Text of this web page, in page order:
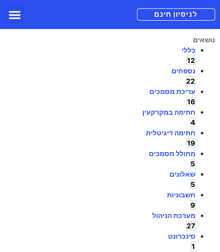
לניסיון חינם
נושאים
כללי
12
נספחים
22
עריכת מסמכים
16
חתימה במקרקעין
4
חתימה דיגיטלית
19
מחולל מסמכים
5
שאלונים
5
חשבוניות
9
מערכת הניהול
27
סינכרונט
1